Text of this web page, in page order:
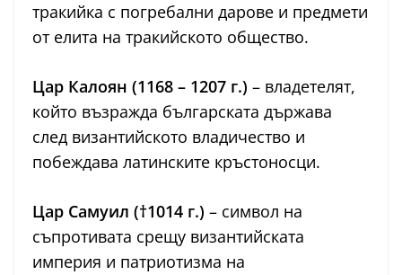
тракийка с погребални дарове и предмети
от елита на тракийското общество.
Цар Калоян (1168 – 1207 г.) – владетелят,
който възражда българската държава
след византийското владичество и
побеждава латинските кръстоносци.
Цар Самуил (†1014 г.) – символ на
съпротивата срещу византийската
империя и патриотизма на